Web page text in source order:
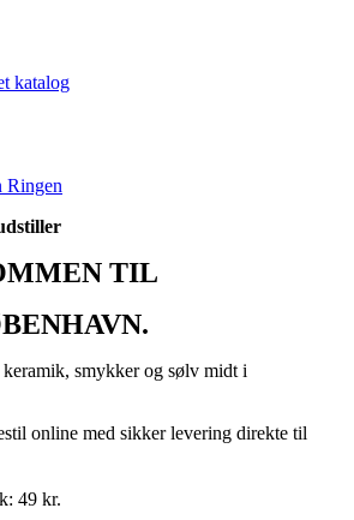
katalog
Ringen
TIL
smykker og sølv midt i
online med sikker levering direkte til
49 kr.